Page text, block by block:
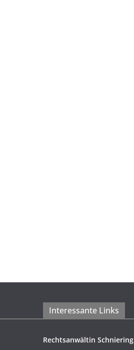
Interessante Links
Rechtsanwältin Schniering